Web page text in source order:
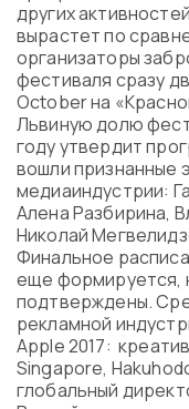
Partners
Contacts
Blog
Lecture
других
вырастет по
организаторы
фестиваля сразу
October на
Львиную долю
году утвердит
вошли признанные
медиаиндустрии:
Алена Разбирина,
Николай
Финальное
еще формируется,
подтверждены.
рекламной
Apple 2017:
Singapore,
глобальный